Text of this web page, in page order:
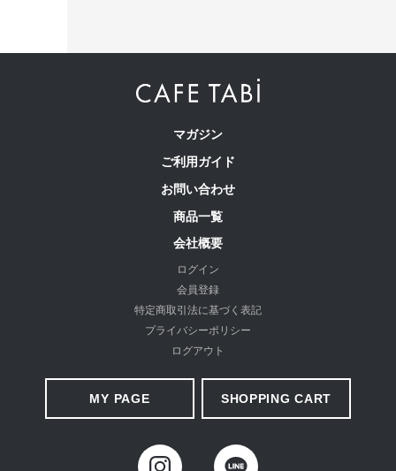
お届けしたいのは、人の手から生まれる本物の良さと安心
感。 ベーシックなデザインだからこそ「はきやすい」「長
く使える」という基本を忠実に守り、独自デザインのパンツ
を作り続けてきました。
ストレッチパンツへのこだわり
マガジン
ご利用ガイド
お問い合わせ
商品一覧
会社概要
ログイン
会員登録
特定商取引法に基づく表記
プライバシーポリシー
ログアウト
MY PAGE SHOPPING CART